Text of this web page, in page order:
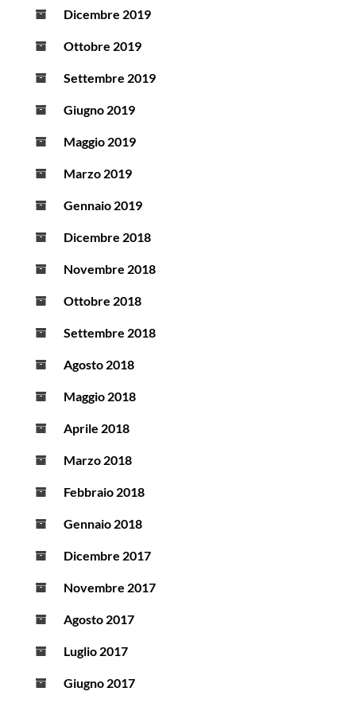
Dicembre 2019
Ottobre 2019
Settembre 2019
Giugno 2019
Maggio 2019
Marzo 2019
Gennaio 2019
Dicembre 2018
Novembre 2018
Ottobre 2018
Settembre 2018
Agosto 2018
Maggio 2018
Aprile 2018
Marzo 2018
Febbraio 2018
Gennaio 2018
Dicembre 2017
Novembre 2017
Agosto 2017
Luglio 2017
Giugno 2017